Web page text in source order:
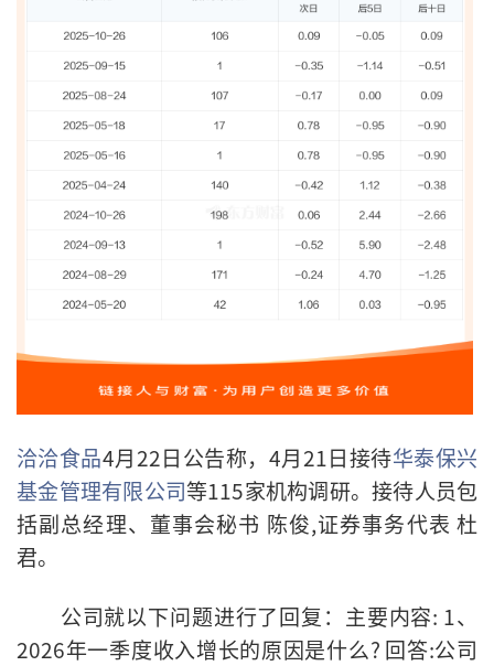
洽洽食品4月22日公告称， 4月21日接待华泰保兴
基金管理有限公司等115家机构调研。 接待人员包
括副总经理、董事会秘书 陈俊,证券事务代表 杜
君。
公司就以下问题进行了回复： 主要内容: 1、
2026年一季度收入增长的原因是什么? 回答:公司